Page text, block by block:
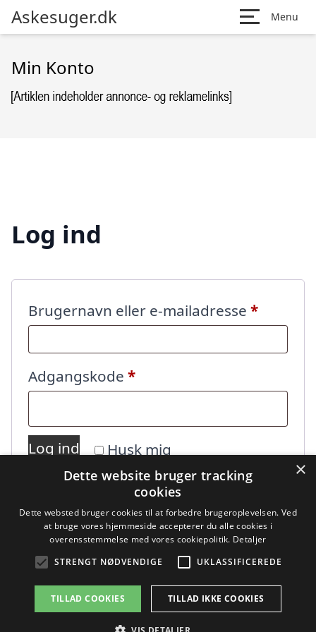
Askesuger.dk Menu
Min Konto
Log ind
Brugernavn eller e-mailadresse *
Adgangskode *Påkrævet
Husk mig
Log ind
Mistet din adgangskode?
×
Dette website bruger tracking
cookies
Dette websted bruger cookies til at forbedre brugeroplevelsen. Ved
at bruge vores hjemmeside accepterer du alle cookies i
overensstemmelse med vores cookiepolitik. Detaljer
STRENGT NØDVENDIGE
UKLASSIFICEREDE
TILLAD COOKIES TILLAD IKKE COOKIES